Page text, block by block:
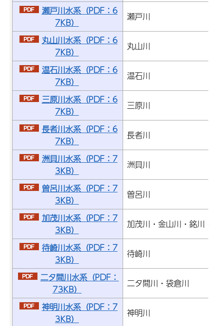
瀬戸川水系（PDF：6
7KB）
瀬戸川
丸山川水系（PDF：6
7KB）
丸山川
温石川水系（PDF：6
7KB）
温石川
三原川水系（PDF：6
7KB）
三原川
長者川水系（PDF：6
7KB）
長者川
洲貝川水系（PDF：7
3KB）
洲貝川
曽呂川水系（PDF：7
3KB）
曽呂川
加茂川水系（PDF：7
3KB）
加茂川・金山川・銘川・
待崎川水系（PDF：7
3KB）
待崎川
二タ間川水系（PDF：
73KB）
二タ間川・袋倉川
神明川水系（PDF：7
3KB）
神明川